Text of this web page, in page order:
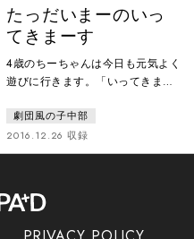
たっだいまーのいっ
てきまーす
4歳のちーちゃんは今日も元気よく
遊びに行きます。「いってきまー
集め、葉っぱでお面をつくった
り…するとそこへ何かが飛んでき
た。「ぼくは…ちちりん」それ
の忘れちゃった…たった一回のい
劇団風の子中部
2016.12.26 収録